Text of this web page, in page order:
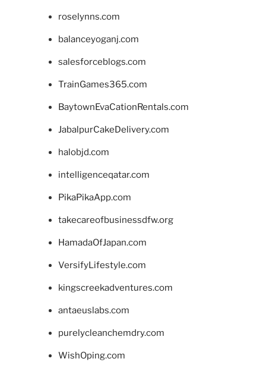
roselynns.com
balanceyoganj.com
salesforceblogs.com
TrainGames365.com
BaytownEvaCationRentals.com
JabalpurCakeDelivery.com
halobjd.com
intelligenceqatar.com
PikaPikaApp.com
takecareofbusinessdfw.org
HamadaOfJapan.com
VersifyLifestyle.com
kingscreekadventures.com
antaeuslabs.com
purelycleanchemdry.com
WishOping.com